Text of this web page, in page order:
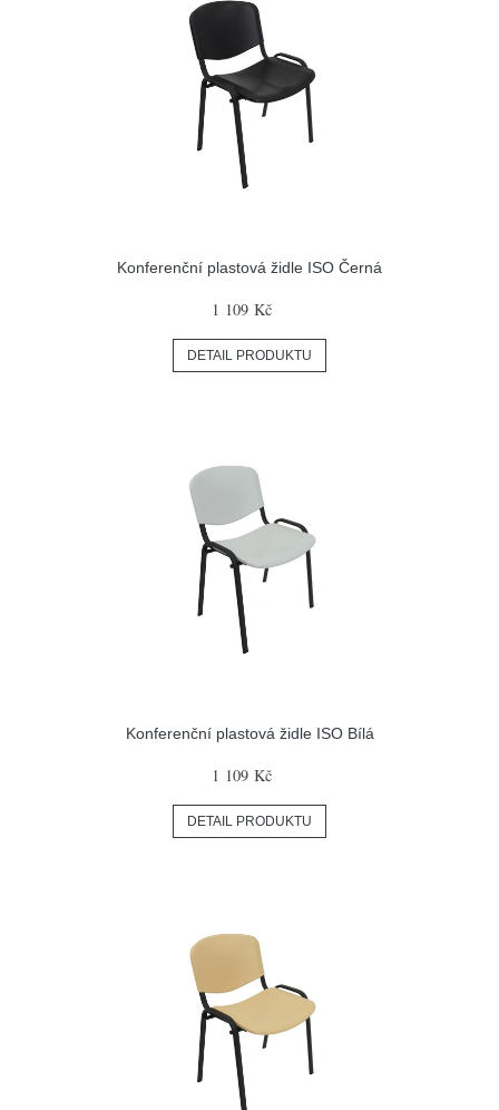
Konferenční plastová židle ISO Černá
1 109 Kč
DETAIL PRODUKTU
Konferenční plastová židle ISO Bílá
1 109 Kč
DETAIL PRODUKTU